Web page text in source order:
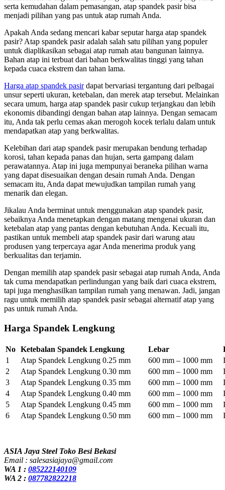
serta kemudahan dalam pemasangan, atap spandek pasir bisa
menjadi pilihan yang pas untuk atap rumah Anda.
Apakah Anda sedang mencari kabar seputar harga atap spandek
pasir? Atap spandek pasir adalah salah satu pilihan yang populer
untuk diaplikasikan sebagai atap rumah atau bangunan lainnya.
Bahan atap ini terbuat dari bahan berkwalitas tinggi yang tahan
kepada cuaca ekstrem dan tahan lama.
Harga atap spandek pasirdapat bervariasi tergantung dari pelbagai
unsur seperti ukuran, ketebalan, dan merek atap tersebut. Melainkan
secara umum, harga atap spandek pasir cukup terjangkau dan lebih
ekonomis dibandingi dengan bahan atap lainnya. Dengan semacam
itu, Anda tak perlu cemas akan merogoh kocek terlalu dalam untuk
mendapatkan atap yang berkwalitas.
Kelebihan dari atap spandek pasir merupakan bendung terhadap
korosi, tahan kepada panas dan hujan, serta gampang dalam
perawatannya. Atap ini juga mempunyai beraneka pilihan warna
yang dapat disesuaikan dengan desain rumah Anda. Dengan
semacam itu, Anda dapat mewujudkan tampilan rumah yang
menarik dan elegan.
Jikalau Anda berminat untuk menggunakan atap spandek pasir,
sebaiknya Anda menetapkan dengan matang mengenai ukuran dan
ketebalan atap yang pantas dengan kebutuhan Anda. Kecuali itu,
pastikan untuk membeli atap spandek pasir dari warung atau
produsen yang terpercaya agar Anda menerima produk yang
berkualitas dan terjamin.
Dengan memilih atap spandek pasir sebagai atap rumah Anda, Anda
tak cuma mendapatkan perlindungan yang baik dari cuaca ekstrem,
tapi juga menghasilkan tampilan rumah yang menawan. Jadi, jangan
ragu untuk memilih atap spandek pasir sebagai alternatif atap yang
pas untuk rumah Anda.
Harga Spandek Lengkung
No Ketebalan Spandek Lengkung Lebar
1
Atap Spandek Lengkung 0.25 mm 600 mm – 1000 mm
2
Atap Spandek Lengkung 0.30 mm 600 mm – 1000 mm
3
Atap Spandek Lengkung 0.35 mm 600 mm – 1000 mm
4
Atap Spandek Lengkung 0.40 mm 600 mm – 1000 mm
5
Atap Spandek Lengkung 0.45 mm 600 mm – 1000 mm
6
Atap Spandek Lengkung 0.50 mm 600 mm – 1000 mm
ASIA Jaya Steel Toko Besi Bekasi
Email : salesasiajaya@gmail.com
WA 1 : 085222140109
WA 2 : 087782822218